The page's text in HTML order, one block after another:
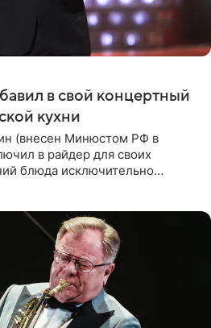
в свой концертный
кухни
(внесен Минюстом РФ в
в райдер для своих
блюда исключительно